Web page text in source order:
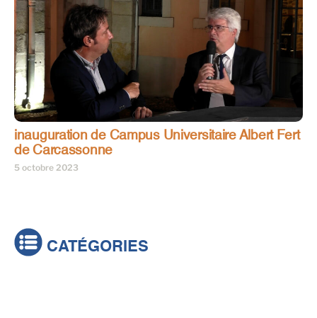
inauguration de Campus Universitaire Albert Fert
de Carcassonne
5 octobre 2023
CATÉGORIES